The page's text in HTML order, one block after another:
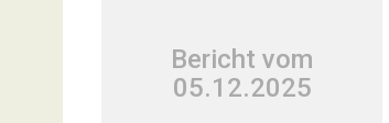
Bericht vom
05.12.2025